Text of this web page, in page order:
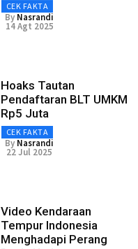
CEK FAKTA
By Nasrandi
14 Agt 2025
Hoaks Tautan
Pendaftaran BLT UMKM
Rp5 Juta
CEK FAKTA
By Nasrandi
22 Jul 2025
Video Kendaraan
Tempur Indonesia
Menghadapi Perang